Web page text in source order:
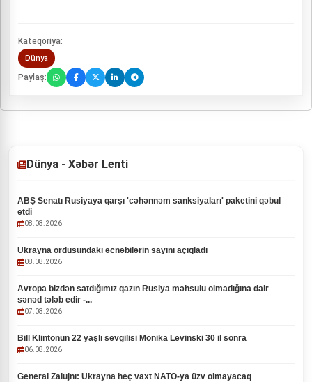
Kateqoriya:
Dünya
Paylaş:
Dünya - Xəbər Lenti
ABŞ Senatı Rusiyaya qarşı 'cəhənnəm sanksiyaları' paketini qəbul
etdi
08.08.2026
Ukrayna ordusundakı əcnəbilərin sayını açıqladı
08.08.2026
Avropa bizdən satdığımız qazın Rusiya məhsulu olmadığına dair
sənəd tələb edir -...
07.08.2026
Bill Klintonun 22 yaşlı sevgilisi Monika Levinski 30 il sonra
06.08.2026
General Zalujnı: Ukrayna heç vaxt NATO-ya üzv olmayacaq